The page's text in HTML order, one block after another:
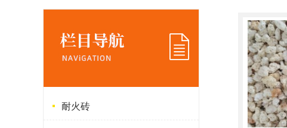
耐火砖